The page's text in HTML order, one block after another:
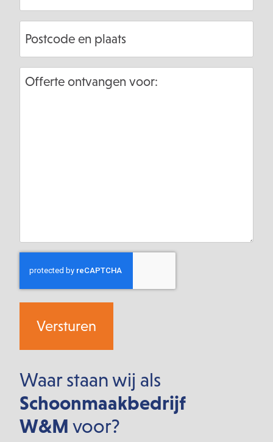
en
plaats
Offerte
Waar staan wij als
Schoonmaakbedrijf
W&M voor?